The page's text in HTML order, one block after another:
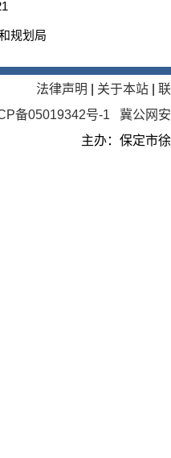
规划局
法律声明 关于本站 |
备05019342号-1
冀公网
主办：保定市